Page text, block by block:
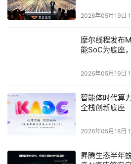
续增长。外部存储市场包括存储区
存储（NAS）、直连式存储（DAS
2006年度的预测报告显示，
（24.4%）的厂商。并且，
关于iSCSI和ATA在企业级方面
论了很久。目前，Gartner的分析
设计以及成本的降低。在业界越
2026年05月19日
摩尔线程发布
能SoC为底座
2026年05月19日
智能体时代算
全栈创新底座
2026年05月18日
昇腾生态半年